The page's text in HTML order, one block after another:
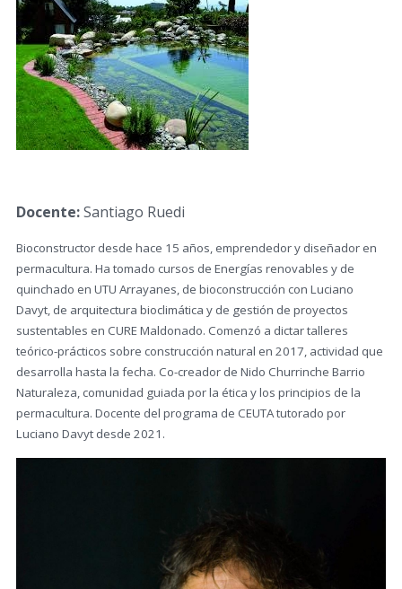
Docente:Santiago Ruedi
Bioconstructor desde hace 15 años, emprendedor y diseñador en
permacultura. Ha tomado cursos de Energías renovables y de
quinchado en UTU Arrayanes, de bioconstrucción con Luciano
Davyt, de arquitectura bioclimática y de gestión de proyectos
sustentables en CURE Maldonado. Comenzó a dictar talleres
teórico-prácticos sobre construcción natural en 2017, actividad que
desarrolla hasta la fecha. Co-creador de Nido Churrinche Barrio
Naturaleza, comunidad guiada por la ética y los principios de la
permacultura. Docente del programa de CEUTA tutorado por
Luciano Davyt desde 2021.